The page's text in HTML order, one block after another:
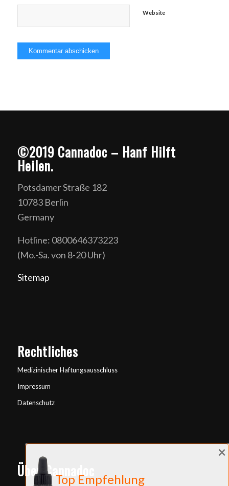
Website
©2019 Cannadoc – Hanf Hilft
Heilen.
Potsdamer Straße 182
10783 Berlin
Germany
Hotline: 0800646373223
(Mo.-Sa. von 8-20 Uhr)
Sitemap
Rechtliches
Medizinischer Haftungsausschluss
Impressum
Datenschutz
Über CannadocTop Empfehlung
×